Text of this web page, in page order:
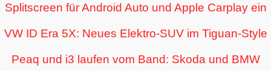
Splitscreen für Android Auto und Apple Carplay ein
VW ID Era 5X: Neues Elektro-SUV im Tiguan-Style
Peaq und i3 laufen vom Band: Skoda und BMW